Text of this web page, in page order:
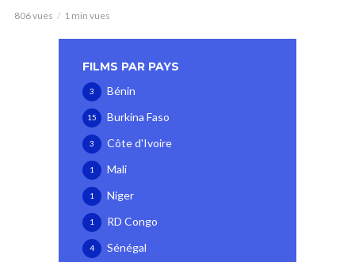
806 vues 1 min vues
FILMS PAR PAYS
Bénin
3
Burkina Faso
15
Côte d'Ivoire
3
Mali
1
Niger
1
RD Congo
1
Sénégal
4